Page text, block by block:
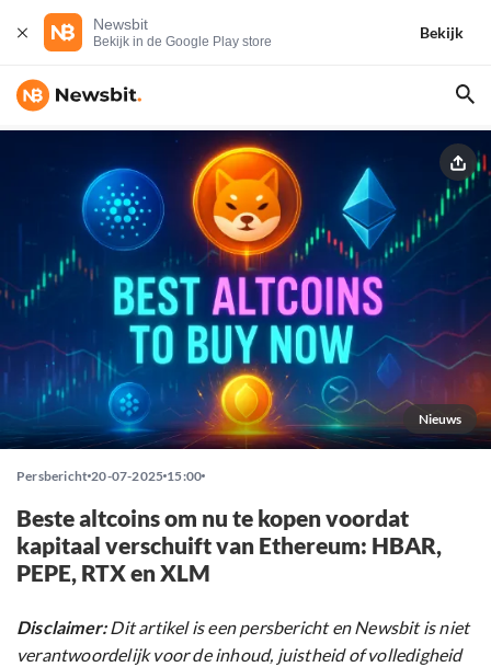
Newsbit
Bekijk in de Google Play store
Bekijk
Nieuws
Persbericht 20-07-2025 15:00
Beste altcoins om nu te kopen voordat
kapitaal verschuift van Ethereum: HBAR,
PEPE, RTX en XLM
Disclaimer:Dit artikel is een persbericht en Newsbit is niet
verantwoordelijk voor de inhoud, juistheid of volledigheid